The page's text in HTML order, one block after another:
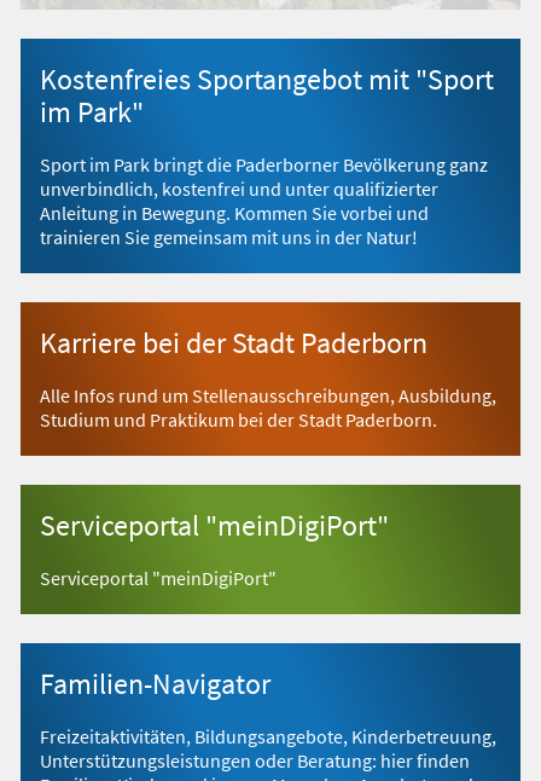
Kostenfreies Sportangebot mit "Sport
im Park"
Sport im Park bringt die Paderborner Bevölkerung ganz
unverbindlich, kostenfrei und unter qualifizierter
Anleitung in Bewegung. Kommen Sie vorbei und
trainieren Sie gemeinsam mit uns in der Natur!
Karriere bei der Stadt Paderborn
Alle Infos rund um Stellenausschreibungen, Ausbildung,
Studium und Praktikum bei der Stadt Paderborn.
Serviceportal "meinDigiPort"
Serviceportal "meinDigiPort"
Familien-Navigator
Freizeitaktivitäten, Bildungsangebote, Kinderbetreuung,
Unterstützungsleistungen oder Beratung: hier finden